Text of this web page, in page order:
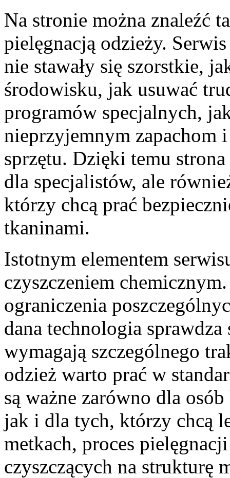
Na stronie można znaleźć
pielęgnacją odzieży.
nie stawały się szorstkie,
środowisku, jak usuwać
programów specjalnych,
nieprzyjemnym zapachom
sprzętu. Dzięki temu
dla specjalistów, ale
którzy chcą prać
tkaninami.
Istotnym elementem
czyszczeniem
ograniczenia
dana technologia
wymagają szczególnego
odzież warto prać w
są ważne zarówno dla
jak i dla tych, którzy chcą
metkach, proces
czyszczących na strukturę